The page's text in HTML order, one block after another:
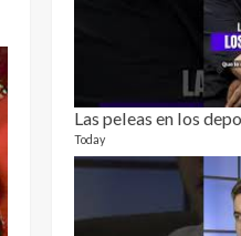
Las peleas en los
Today